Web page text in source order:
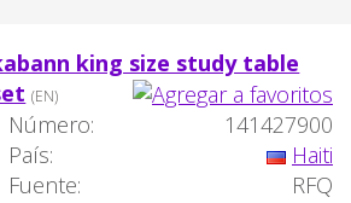
king size study table
(EN)
Número:
141427900
País:
Haiti
Fuente:
RFQ